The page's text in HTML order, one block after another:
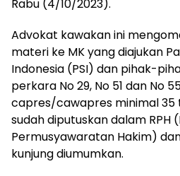
Rabu (4/10/2023).
Advokat kawakan ini
materi ke MK yang diajukan
Indonesia (PSI) dan pihak-
perkara No 29, No 51 dan No
capres/cawapres minimal 35
sudah diputuskan dalam RPH
Permusyawaratan Hakim)
kunjung diumumkan.